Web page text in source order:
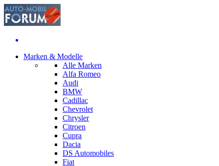
Marken & Modelle
Alle Marken
Alfa Romeo
Audi
BMW
Cadillac
Chevrolet
Chrysler
Citroen
Cupra
Dacia
DS Automobiles
Fiat